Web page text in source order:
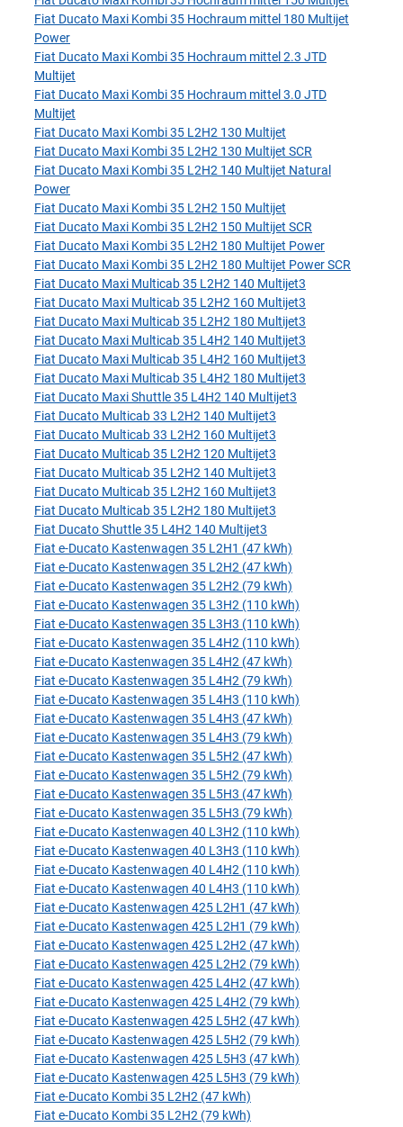
Fiat Ducato Maxi Kombi 35 Hochraum mittel 180 Multijet
Power
Fiat Ducato Maxi Kombi 35 Hochraum mittel 2.3 JTD
Multijet
Fiat Ducato Maxi Kombi 35 Hochraum mittel 3.0 JTD
Multijet
Fiat Ducato Maxi Kombi 35 L2H2 130 Multijet
Fiat Ducato Maxi Kombi 35 L2H2 130 Multijet SCR
Fiat Ducato Maxi Kombi 35 L2H2 140 Multijet Natural
Power
Fiat Ducato Maxi Kombi 35 L2H2 150 Multijet
Fiat Ducato Maxi Kombi 35 L2H2 150 Multijet SCR
Fiat Ducato Maxi Kombi 35 L2H2 180 Multijet Power
Fiat Ducato Maxi Kombi 35 L2H2 180 Multijet Power SCR
Fiat Ducato Maxi Multicab 35 L2H2 140 Multijet3
Fiat Ducato Maxi Multicab 35 L2H2 160 Multijet3
Fiat Ducato Maxi Multicab 35 L2H2 180 Multijet3
Fiat Ducato Maxi Multicab 35 L4H2 140 Multijet3
Fiat Ducato Maxi Multicab 35 L4H2 160 Multijet3
Fiat Ducato Maxi Multicab 35 L4H2 180 Multijet3
Fiat Ducato Maxi Shuttle 35 L4H2 140 Multijet3
Fiat Ducato Multicab 33 L2H2 140 Multijet3
Fiat Ducato Multicab 33 L2H2 160 Multijet3
Fiat Ducato Multicab 35 L2H2 120 Multijet3
Fiat Ducato Multicab 35 L2H2 140 Multijet3
Fiat Ducato Multicab 35 L2H2 160 Multijet3
Fiat Ducato Multicab 35 L2H2 180 Multijet3
Fiat Ducato Shuttle 35 L4H2 140 Multijet3
Fiat e-Ducato Kastenwagen 35 L2H1 (47 kWh)
Fiat e-Ducato Kastenwagen 35 L2H2 (47 kWh)
Fiat e-Ducato Kastenwagen 35 L2H2 (79 kWh)
Fiat e-Ducato Kastenwagen 35 L3H2 (110 kWh)
Fiat e-Ducato Kastenwagen 35 L3H3 (110 kWh)
Fiat e-Ducato Kastenwagen 35 L4H2 (110 kWh)
Fiat e-Ducato Kastenwagen 35 L4H2 (47 kWh)
Fiat e-Ducato Kastenwagen 35 L4H2 (79 kWh)
Fiat e-Ducato Kastenwagen 35 L4H3 (110 kWh)
Fiat e-Ducato Kastenwagen 35 L4H3 (47 kWh)
Fiat e-Ducato Kastenwagen 35 L4H3 (79 kWh)
Fiat e-Ducato Kastenwagen 35 L5H2 (47 kWh)
Fiat e-Ducato Kastenwagen 35 L5H2 (79 kWh)
Fiat e-Ducato Kastenwagen 35 L5H3 (47 kWh)
Fiat e-Ducato Kastenwagen 35 L5H3 (79 kWh)
Fiat e-Ducato Kastenwagen 40 L3H2 (110 kWh)
Fiat e-Ducato Kastenwagen 40 L3H3 (110 kWh)
Fiat e-Ducato Kastenwagen 40 L4H2 (110 kWh)
Fiat e-Ducato Kastenwagen 40 L4H3 (110 kWh)
Fiat e-Ducato Kastenwagen 425 L2H1 (47 kWh)
Fiat e-Ducato Kastenwagen 425 L2H1 (79 kWh)
Fiat e-Ducato Kastenwagen 425 L2H2 (47 kWh)
Fiat e-Ducato Kastenwagen 425 L2H2 (79 kWh)
Fiat e-Ducato Kastenwagen 425 L4H2 (47 kWh)
Fiat e-Ducato Kastenwagen 425 L4H2 (79 kWh)
Fiat e-Ducato Kastenwagen 425 L5H2 (47 kWh)
Fiat e-Ducato Kastenwagen 425 L5H2 (79 kWh)
Fiat e-Ducato Kastenwagen 425 L5H3 (47 kWh)
Fiat e-Ducato Kastenwagen 425 L5H3 (79 kWh)
Fiat e-Ducato Kombi 35 L2H2 (47 kWh)
Fiat e-Ducato Kombi 35 L2H2 (79 kWh)